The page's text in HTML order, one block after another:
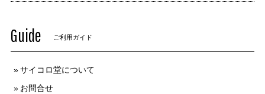
Guide ご利用ガイド
サイコロ堂について
お問合せ